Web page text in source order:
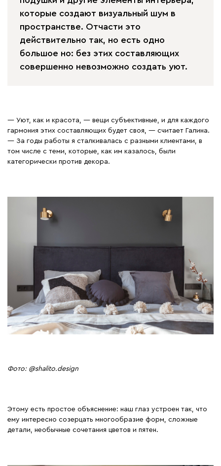
которые создают визуальный шум в
пространстве. Отчасти это
действительно так, но есть одно
большое но: без этих составляющих
совершенно невозможно создать уют.
— Уют, как и красота, — вещи субъективные, и для каждого
гармония этих составляющих будет своя, — считает Галина.
— За годы работы я сталкивалась с разными клиентами, в
том числе с теми, которые, как им казалось, были
категорически против декора.
Фото: @shalito.design
Этому есть простое объяснение: наш глаз устроен так, что
ему интересно созерцать многообразие форм, сложные
детали, необычные сочетания цветов и пятен.